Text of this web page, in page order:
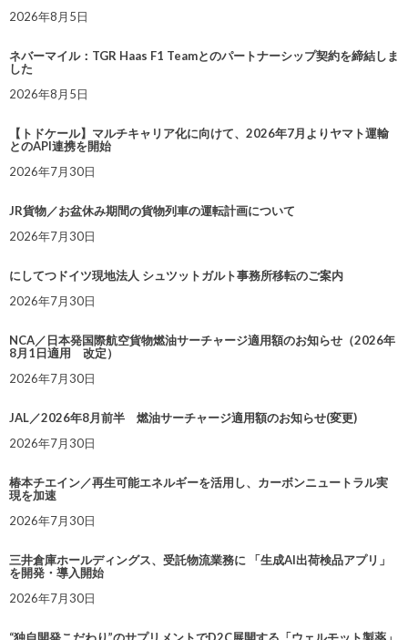
2026年8月5日
ネバーマイル：TGR Haas F1 Teamとのパートナーシップ契約を締結しま
した
2026年8月5日
【トドケール】マルチキャリア化に向けて、2026年7月よりヤマト運輸
とのAPI連携を開始
2026年7月30日
JR貨物／お盆休み期間の貨物列車の運転計画について
2026年7月30日
にしてつドイツ現地法人 シュツットガルト事務所移転のご案内
2026年7月30日
NCA／日本発国際航空貨物燃油サーチャージ適用額のお知らせ（2026年
8月1日適用 改定）
2026年7月30日
JAL／2026年8月前半 燃油サーチャージ適用額のお知らせ(変更)
2026年7月30日
椿本チエイン／再生可能エネルギーを活用し、カーボンニュートラル実
現を加速
2026年7月30日
三井倉庫ホールディングス、受託物流業務に 「生成AI出荷検品アプリ」
を開発・導入開始
2026年7月30日